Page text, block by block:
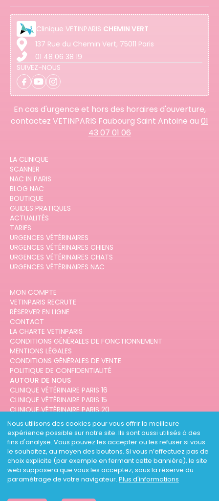
Nous utilisons des cookies pour vous offrir la meilleure
expérience possible sur notre site. Ils sont aussi utilisés à des
fins d'analyse. Vous pouvez les accepter ou les refuser si vous
le souhaitez, au moyen des boutons. Si vous n’effectuez pas de
choix explicite (par exemple en fermant cette bannière), le site
web supposera que vous les acceptez, sous la réserve du
paramétrage de votre navigateur. Plus d'informations
Clinique VETINPARIS CHEMIN VERT
137 Rue du Chemin Vert, 75011 Paris
01 48 06 38 19
SUIVEZ-NOUS
En cas d'urgence et hors des horaires d'ouverture,
contactez VETINPARIS Faubourg Saint Antoine au 01
43 07 01 06
LA CLINIQUE
SCANNER
NAC IN PARIS
BLOG NAC
BOUTIQUE
GUIDES PRATIQUES
ACTUALITÉS
TARIFS
URGENCES VÉTÉRINAIRES
URGENCES VÉTÉRINAIRES CHIENS
URGENCES VÉTÉRINAIRES CHATS
URGENCES VÉTÉRINAIRES NAC
MON COMPTE
VETINPARIS RECRUTE
RÉSERVER EN LIGNE
CONTACT
LA CHARTE VETINPARIS
CONDITIONS GÉNÉRALES DE FONCTIONNEMENT
MENTIONS LÉGALES
CONDITIONS GÉNÉRALES DE VENTE
POLITIQUE DE CONFIDENTIALITÉ
AUTOUR DE NOUS
CLINIQUE VÉTÉRINAIRE PARIS 16
CLINIQUE VÉTÉRINAIRE PARIS 15
CLINIQUE VÉTÉRINAIRE PARIS 20
CLINIQUE VÉTÉRINAIRE PARIS 12
CLINIQUE VÉTÉRINAIRE PARIS 10
CLINIQUE VÉTÉRINAIRE PARIS 3